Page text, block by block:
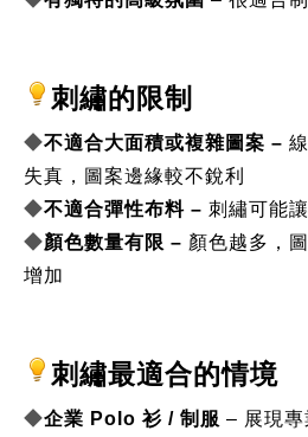
刺繡的限制
◆不適合大面積或複雜圖案 –
失真，圖案邊緣較不銳利
◆不適合彈性布料 – 刺繡可能
◆顏色數量有限 – 顏色越多，
增加
刺繡最適合的情境
◆企業 Polo 衫 / 制服 – 展現專